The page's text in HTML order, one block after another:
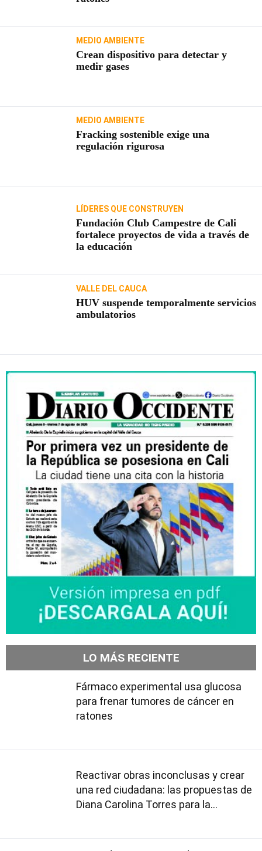
MEDIO AMBIENTE
Crean dispositivo para detectar y
medir gases
MEDIO AMBIENTE
Fracking sostenible exige una
regulación rigurosa
LÍDERES QUE CONSTRUYEN
Fundación Club Campestre de Cali
fortalece proyectos de vida a través de
la educación
VALLE DEL CAUCA
HUV suspende temporalmente servicios
ambulatorios
LO MÁS RECIENTE
Fármaco experimental usa glucosa
para frenar tumores de cáncer en
ratones
Reactivar obras inconclusas y crear
una red ciudadana: las propuestas de
Diana Carolina Torres para la